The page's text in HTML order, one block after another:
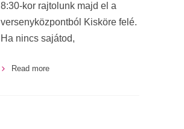
8:30-kor rajtolunk majd el a
versenyközpontból Kisköre felé.
Ha nincs sajátod,
Read more